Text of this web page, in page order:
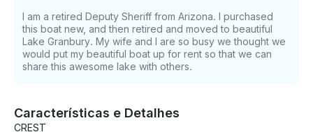
I am a retired Deputy Sheriff from Arizona. I purchased
this boat new, and then retired and moved to beautiful
Lake Granbury. My wife and I are so busy we thought we
would put my beautiful boat up for rent so that we can
share this awesome lake with others.
Características e Detalhes
CREST